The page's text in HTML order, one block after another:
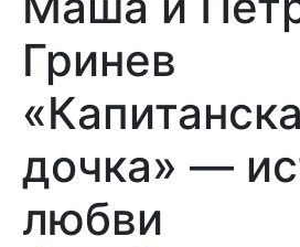
Гринев
дочка» —
любви